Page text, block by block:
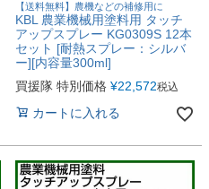
【送料無料】農機などの補修用に
KBL 農業機械用塗料用 タッチ
アップスプレー KG0309S 12本
セット [耐熱スプレー：シルバ
ー][内容量300ml]
買援隊 特別価格 ¥22,572税込
カートに入れる